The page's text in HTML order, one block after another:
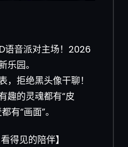
语音派对主场！2026
乐园。
，拒绝黑头像干聊！
趣的灵魂都有“皮
有“画面”。
得见的陪伴】